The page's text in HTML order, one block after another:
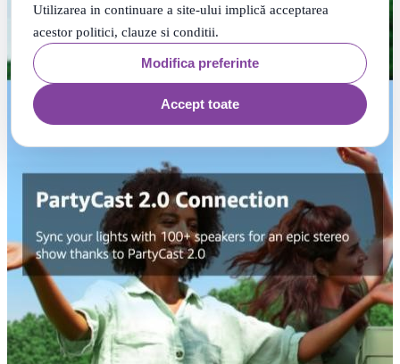
Utilizarea in continuare a site-ului implică acceptarea
acestor politici, clauze si conditii.
Modifica preferinte
Accept toate